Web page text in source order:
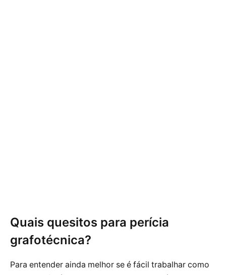
Quais quesitos para perícia
grafotécnica?
Para entender ainda melhor se é fácil trabalhar como